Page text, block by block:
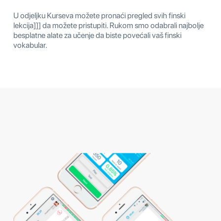
U odjeljku Kurseva možete pronaći pregled svih finski
lekcija]]] da možete pristupiti. Rukom smo odabrali najbolje
besplatne alate za učenje da biste povećali vaš finski
vokabular.